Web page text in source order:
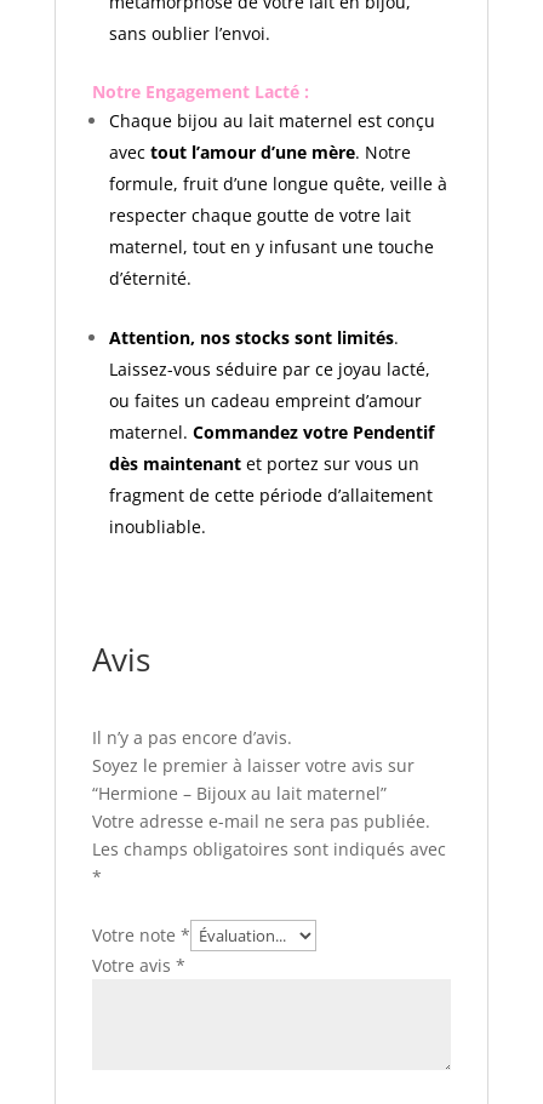
sans oublier l’envoi.
Notre Engagement Lacté :
Chaque bijou au lait maternel est conçu
avectout l’amour d’une mère. Notre
formule, fruit d’une longue quête, veille à
respecter chaque goutte de votre lait
maternel, tout en y infusant une touche
d’éternité.
Attention, nos stocks sont limités.
Laissez-vous séduire par ce joyau lacté,
ou faites un cadeau empreint d’amour
maternel. Commandez votre Pendentif
dès maintenantet portez sur vous un
fragment de cette période d’allaitement
inoubliable.
Avis
Il n’y a pas encore d’avis.
Soyez le premier à laisser votre avis sur
“Hermione – Bijoux au lait maternel”
Votre adresse e-mail ne sera pas publiée.
Les champs obligatoires sont indiqués avec
*
Votre note *
Votre avis *